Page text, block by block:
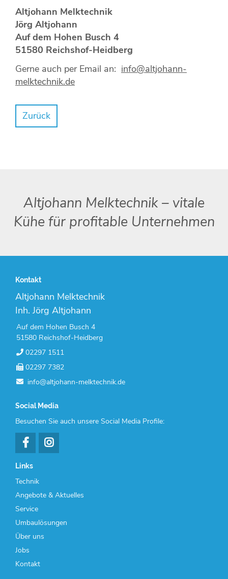
Altjohann Melktechnik
Jörg Altjohann
Auf dem Hohen Busch 4
51580 Reichshof-Heidberg
Gerne auch per Email an: info@altjohann-
melktechnik.de
Zurück
Altjohann Melktechnik – vitale
Kühe für profitable Unternehmen
Kontakt
Altjohann Melktechnik
Inh. Jörg Altjohann
Auf dem Hohen Busch 4
51580 Reichshof-Heidberg
02297 1511
02297 7382
info@altjohann-melktechnik.de
Social Media
Besuchen Sie auch unsere Social Media Profile:
Links
Navigation
überspringen
Technik
Angebote & Aktuelles
Service
Umbaulösungen
Über uns
Jobs
Kontakt